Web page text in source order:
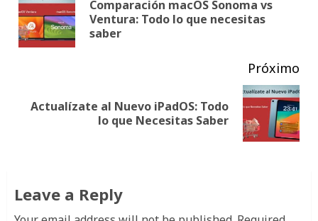
Comparación macOS Sonoma vs
Ventura: Todo lo que necesitas
saber
Próximo
Siguiente
Actualízate al Nuevo iPadOS: Todo
lo que Necesitas Saber
Leave a Reply